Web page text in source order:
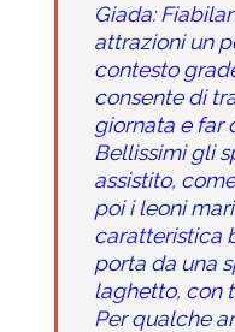
Giada:
attrazioni un
contesto
consente di
giornata e far
Bellissimi gli
assistito,
poi i leoni
caratteristica
porta da una
laghetto, con
Per qualche